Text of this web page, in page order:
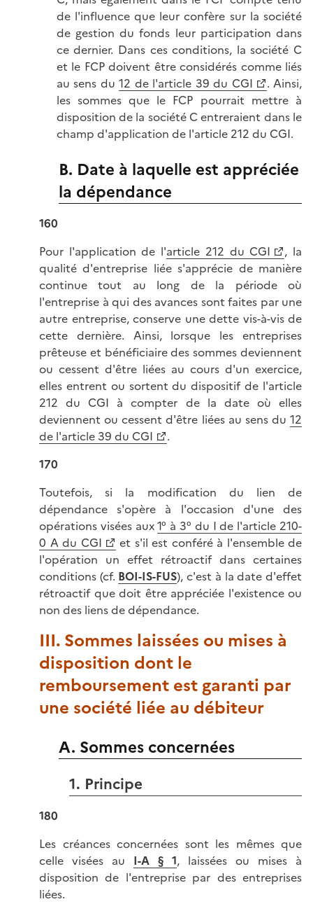
de l'influence que leur confère sur la société
de gestion du fonds leur participation dans
ce dernier. Dans ces conditions, la société C
et le FCP doivent être considérés comme liés
au sens du12 de l'article 39 du CGI
. Ainsi,
les sommes que le FCP pourrait mettre à
disposition de la société C entreraient dans le
champ d'application de l'article 212 du CGI.
B. Date à laquelle est appréciée
la dépendance
160
Pour l'application de l'article 212 du CGI
, la
qualité d'entreprise liée s'apprécie de manière
continue tout au long de la période où
l'entreprise à qui des avances sont faites par une
autre entreprise, conserve une dette vis-à-vis de
cette dernière. Ainsi, lorsque les entreprises
prêteuse et bénéficiaire des sommes deviennent
ou cessent d'être liées au cours d'un exercice,
elles entrent ou sortent du dispositif de l'article
212 du CGI à compter de la date où elles
deviennent ou cessent d'être liées au sens du 12
de l'article 39 du CGI
.
170
Toutefois, si la modification du lien de
dépendance s'opère à l'occasion d'une des
opérations visées aux1° à 3° du I de l'article 210-
0 A du CGI
et s'il est conféré à l'ensemble de
l'opération un effet rétroactif dans certaines
conditions (cf. BOI-IS-FUS), c'est à la date d'effet
rétroactif que doit être appréciée l'existence ou
non des liens de dépendance.
III. Sommes laissées ou mises à
disposition dont le
remboursement est garanti par
une société liée au débiteur
A. Sommes concernées
1. Principe
180
Les créances concernées sont les mêmes que
celle visées au I-A § 1, laissées ou mises à
disposition de l'entreprise par des entreprises
liées.